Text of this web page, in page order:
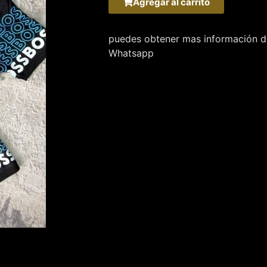
puedes obtener mas información
Whatsapp